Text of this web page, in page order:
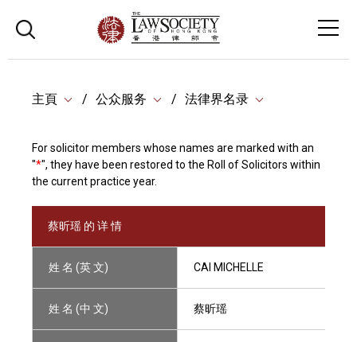
主頁 公众服务 法律界名录
For solicitor members whose names are marked with an
"*", they have been restored to the Roll of Solicitors within
the current practice year.
蔡昕瑶 的 详 情
姓 名 (英 文) CAI MICHELLE
姓 名 (中 文) 蔡昕瑶